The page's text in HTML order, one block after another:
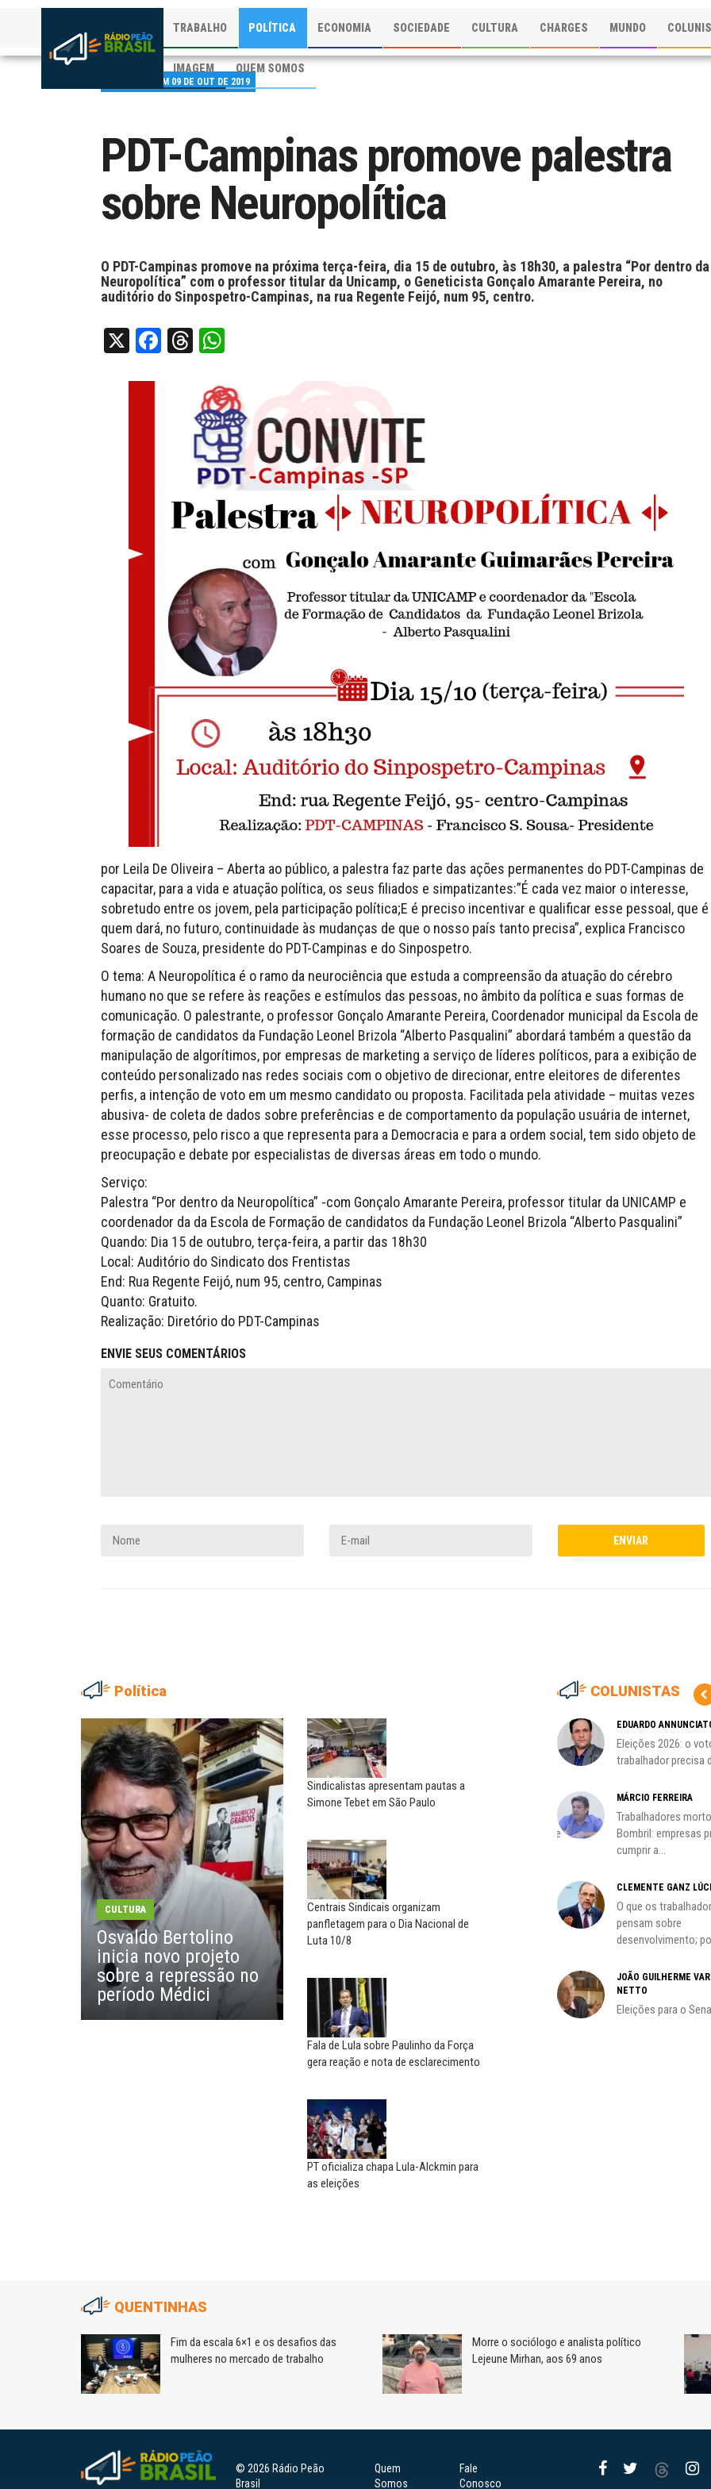
TRABALHO POLÍTICA ECONOMIA SOCIEDADE CULTURA CHARGES MUNDO
IMAGEM QUEM SOMOS
PUBLICADO EM 09 DE OUT DE 2019
PDT-Campinas promove palestra
sobre Neuropolítica
O PDT-Campinas promove na próxima terça-feira, dia 15 de outubro, às 18h30, a palestra “Por dentro da
Neuropolítica” com o professor titular da Unicamp, o Geneticista Gonçalo Amarante Pereira, no
auditório do Sinpospetro-Campinas, na rua Regente Feijó, num 95, centro.
X Facebook
Threads
por Leila De Oliveira – Aberta ao público, a palestra faz parte das ações permanentes do PDT-Campinas de
capacitar, para a vida e atuação política, os seus filiados e simpatizantes:”É cada vez maior o interesse,
sobretudo entre os jovem, pela participação política;E é preciso incentivar e qualificar esse pessoal, que é
quem dará, no futuro, continuidade às mudanças de que o nosso país tanto precisa”, explica Francisco
Soares de Souza, presidente do PDT-Campinas e do Sinpospetro.
O tema: A Neuropolítica é o ramo da neurociência que estuda a compreensão da atuação do cérebro
humano no que se refere às reações e estímulos das pessoas, no âmbito da política e suas formas de
comunicação. O palestrante, o professor Gonçalo Amarante Pereira, Coordenador municipal da Escola de
formação de candidatos da Fundação Leonel Brizola “Alberto Pasqualini” abordará também a questão da
manipulação de algorítimos, por empresas de marketing a serviço de líderes políticos, para a exibição de
conteúdo personalizado nas redes sociais com o objetivo de direcionar, entre eleitores de diferentes
perfis, a intenção de voto em um mesmo candidato ou proposta. Facilitada pela atividade – muitas vezes
abusiva- de coleta de dados sobre preferências e de comportamento da população usuária de internet,
esse processo, pelo risco a que representa para a Democracia e para a ordem social, tem sido objeto de
preocupação e debate por especialistas de diversas áreas em todo o mundo.
Serviço:
Palestra “Por dentro da Neuropolítica” -com Gonçalo Amarante Pereira, professor titular da UNICAMP e
coordenador da da Escola de Formação de candidatos da Fundação Leonel Brizola “Alberto Pasqualini”
Quando: Dia 15 de outubro, terça-feira, a partir das 18h30
Local: Auditório do Sindicato dos Frentistas
End: Rua Regente Feijó, num 95, centro, Campinas
Quanto: Gratuito.
Realização: Diretório do PDT-Campinas
ENVIE SEUS COMENTÁRIOS
Política
CULTURA
Osvaldo Bertolino
inicia novo projeto
sobre a repressão no
período Médici
Sindicalistas apresentam pautas a
Simone Tebet em São Paulo
Centrais Sindicais organizam
panfletagem para o Dia Nacional de
Luta 10/8
Fala de Lula sobre Paulinho da Força
gera reação e nota de esclarecimento
PT oficializa chapa Lula-Alckmin para
as eleições
COLUNISTAS
ADRIANA MARCOLINO
Adriana Marcolino destaca
impacto do salário mínimo na...
NILTON NECO
Sindec: 94 anos de união e
EDUARDO ANNUNCIATO CHICÃO
Sem salário digno e proteção
social, não existe...
EUSÉBIO PINTO NETO
A fortaleza do sindicato
MARIA AUXILIADORA
Agosto Lilás: todos e todas no
combate à...
SERGIO LUIZ LEITE (SERGINHO)
Saúde mental:
responsabilidade de todos
MIGUEL TORRES
A luta continua: agora o foco é
CARLOS LOPES
O resgate do nosso Estado
Nacional; por Carlos...
A geopolítica nas eleições de
EDUARDO
Eleições 2026: o
trabalhador precisa
MÁRCIO FERREIRA
Trabalhadores
Bombril: empresas
cumprir a...
CLEMENTE GANZ
O que os
pensam sobre
desenvolvimento;
JOÃO GUILHERME
NETTO
Eleições para o
QUENTINHAS
Fim da escala 6×1 e os desafios das
mulheres no mercado de trabalho
Morre o sociólogo e analista político
Lejeune Mirhan, aos 69 anos
© 2026 Rádio Peão
Brasil
Quem
Somos
Fale
Conosco